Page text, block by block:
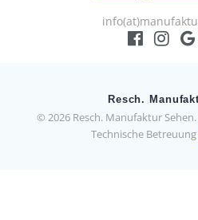
Resch.
© 2026 Resch. Manufaktur
Technische Betreuung